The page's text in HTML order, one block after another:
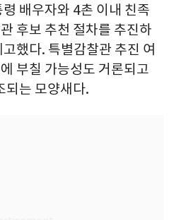
배우자와 4촌 이내 친족
후보 추천 절차를 추진하
했다. 특별감찰관 추진 여
부칠 가능성도 거론되고
되는 모양새다.